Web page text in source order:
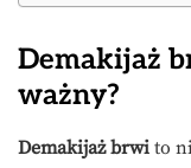
Demakijaż
ważny?
Demakijaż brwi to